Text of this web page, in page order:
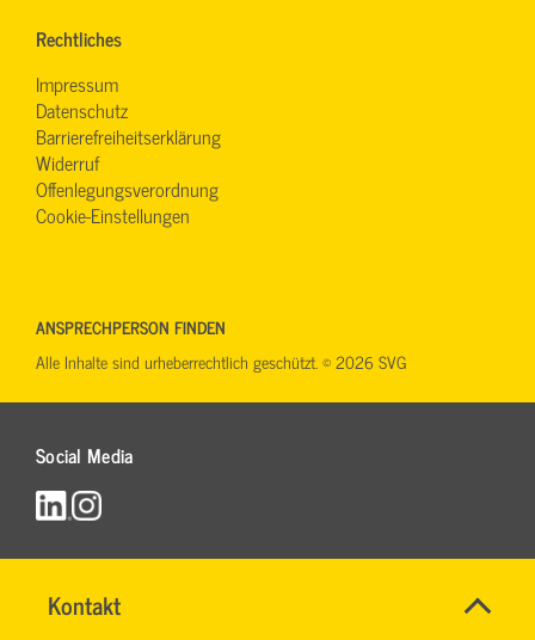
Kontakt
RONALD
Name*
Rechtliches
Impressum
Datenschutz
Barrierefreiheitserklärung
Widerruf
Offenlegungsverordnung
Cookie-Einstellungen
Social Media
ANSPRECHPERSON FINDEN
Alle Inhalte sind urheberrechtlich geschützt. © 2026 SVG